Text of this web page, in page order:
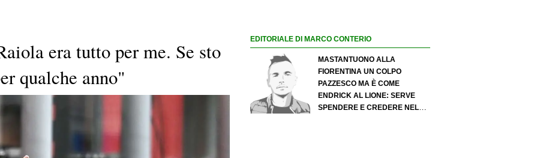
era tutto per me. Se sto
qualche anno"
EDITORIALE DI MARCO CONTERIO
MASTANTUONO ALLA
FIORENTINA UN COLPO
PAZZESCO MA È COME
ENDRICK AL LIONE: SERVE
SPENDERE E CREDERE NELLO